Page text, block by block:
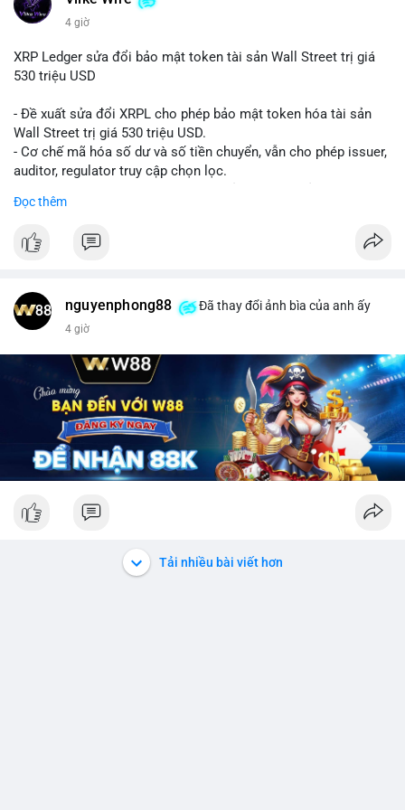
4 giờ
XRP Ledger sửa đổi bảo mật token tài sản Wall Street trị giá
530 triệu USD
- Đề xuất sửa đổi XRPL cho phép bảo mật token hóa tài sản
Wall Street trị giá 530 triệu USD.
- Cơ chế mã hóa số dư và số tiền chuyển, vẫn cho phép issuer,
auditor, regulator truy cập chọn lọc.
tài chính.
chức tài chính.
$xrp
#titanbot
📰 Nguồn: CoinDesk
Đọc thêm
nguyenphong88 Đã thay đổi ảnh bìa của anh ấy
4 giờ
Tải nhiều bài viết hơn